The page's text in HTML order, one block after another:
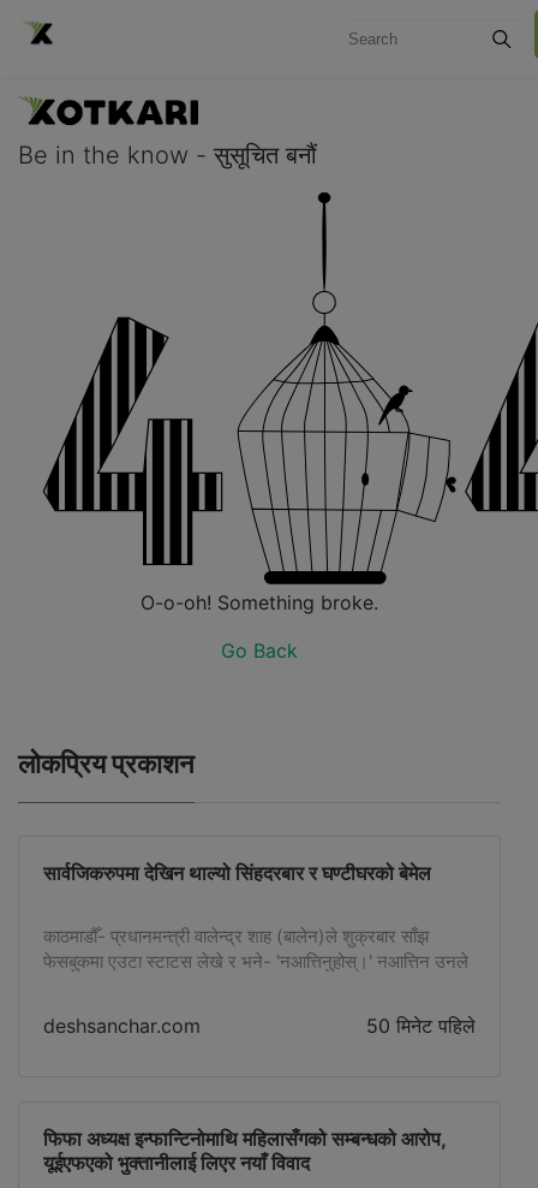
Be in the know - सुसूचित बनौं
O-o-oh! Something broke.
Go Back
लोकप्रिय प्रकाशन
सार्वजिकरुपमा देखिन थाल्यो सिंहदरबार र घण्टीघरको बेमेल
काठमाडौँ- प्रधानमन्त्री वालेन्द्र शाह (बालेन)ले शुक्रबार साँझ
फेसबुकमा एउटा स्टाटस लेखे र भने- 'नआत्तिनुहोस्।' नआत्तिन उनले
deshsanchar.com 50 मिनेट पहिले
फिफा अध्यक्ष इन्फान्टिनोमाथि महिलासँगको सम्बन्धको आरोप,
यूईएफएको भुक्तानीलाई लिएर नयाँ विवाद